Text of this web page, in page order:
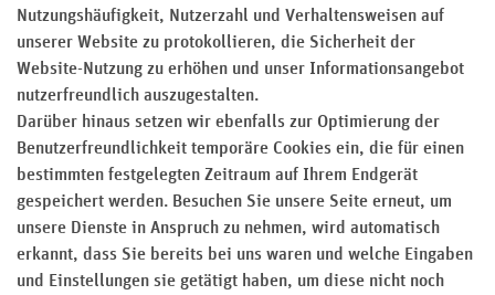
Nutzungshäufigkeit, Nutzerzahl und Verhaltensweisen auf
unserer Website zu protokollieren, die Sicherheit der
Website-Nutzung zu erhöhen und unser Informationsangebot
nutzerfreundlich auszugestalten.
Darüber hinaus setzen wir ebenfalls zur Optimierung der
Benutzerfreundlichkeit temporäre Cookies ein, die für einen
bestimmten festgelegten Zeitraum auf Ihrem Endgerät
gespeichert werden. Besuchen Sie unsere Seite erneut, um
unsere Dienste in Anspruch zu nehmen, wird automatisch
erkannt, dass Sie bereits bei uns waren und welche Eingaben
und Einstellungen sie getätigt haben, um diese nicht noch